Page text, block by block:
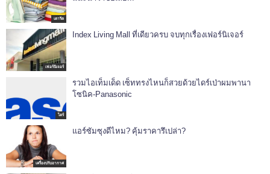
เตารีด
เฟอร์นิเจอร์
Index Living Mall ที่เดียวครบ จบทุกเรื่องเฟอร์นิเจอร์
ไดร์
รวมไอเท็มเด็ด เซ็ททรงไหนก็สวยด้วยไดร์เป่าผมพานา
โซนิค-Panasonic
เครื่องปรับอากาศ
แอร์ซัมซุงดีไหม? คุ้มราคารึเปล่า?